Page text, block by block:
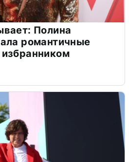
Полина
романтичные